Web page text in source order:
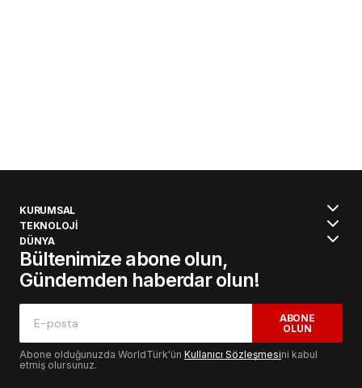
KURUMSAL
TEKNOLOJİ
DÜNYA
Bültenimize abone olun,
Gündemden haberdar olun!
ABONE
OLUN
Abone olduğunuzda WorldTürk'ün Kullanıcı Sözleşmesini kabul
etmiş olursunuz.